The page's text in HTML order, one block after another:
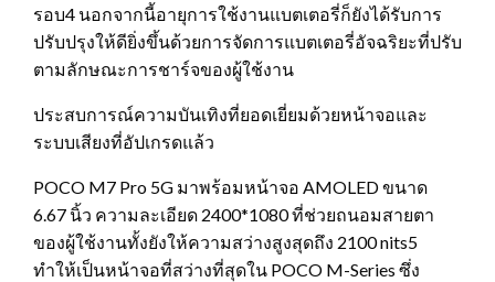
รอบ4 นอกจากนี้อายุการใช้งานแบตเตอรี่ก็ยังได้รับการ
ปรับปรุงให้ดียิ่งขึ้นด้วยการจัดการแบตเตอรี่อัจฉริยะที่ปรับ
ตามลักษณะการชาร์จของผู้ใช้งาน
ประสบการณ์ความบันเทิงที่ยอดเยี่ยมด้วยหน้าจอและ
ระบบเสียงที่อัปเกรดแล้ว
POCO M7 Pro 5G มาพร้อมหน้าจอ AMOLED ขนาด
6.67 นิ้ว ความละเอียด 2400*1080 ที่ช่วยถนอมสายตา
ของผู้ใช้งานทั้งยังให้ความสว่างสูงสุดถึง 2100 nits5
ทำให้เป็นหน้าจอที่สว่างที่สุดใน POCO M-Series ซึ่ง